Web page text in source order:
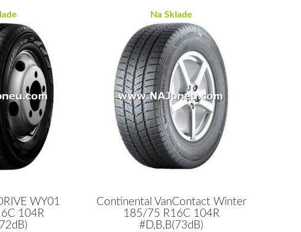
WY01
104R
Na Sklade
Continental VanContact Winter
185/75 R16C 104R
#D,B,B(73dB)